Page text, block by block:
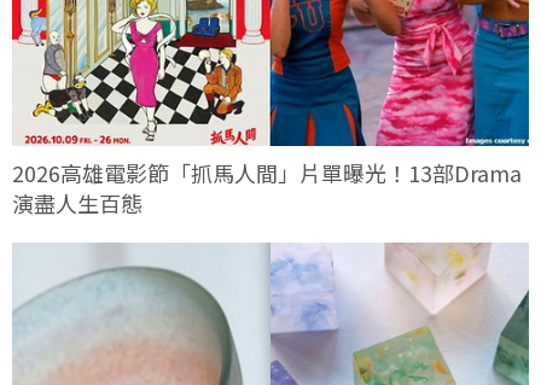
2026高雄電影節「抓馬人間」片單曝光！13部Drama
演盡人生百態